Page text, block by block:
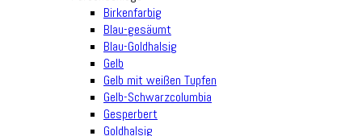
Birkenfarbig
Blau-gesäumt
Blau-Goldhalsig
Gelb
Gelb mit weißen Tupfen
Gelb-Schwarzcolumbia
Gesperbert
Goldhalsig